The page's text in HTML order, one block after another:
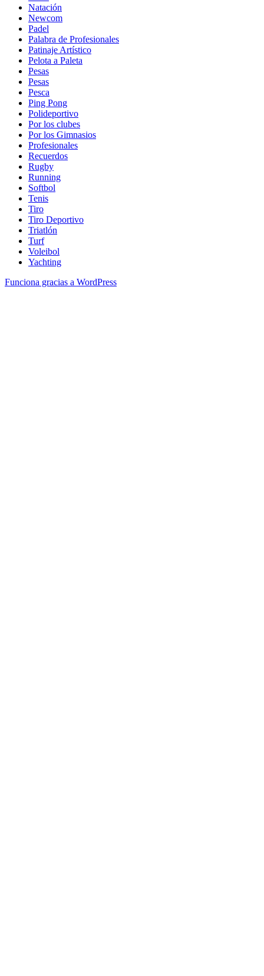
Natación
Newcom
Padel
Palabra de Profesionales
Patinaje Artístico
Pelota a Paleta
Pesas
Pesas
Pesca
Ping Pong
Polideportivo
Por los clubes
Por los Gimnasios
Profesionales
Recuerdos
Rugby
Running
Softbol
Tenis
Tiro
Tiro Deportivo
Triatlón
Turf
Voleibol
Yachting
Funciona gracias a WordPress